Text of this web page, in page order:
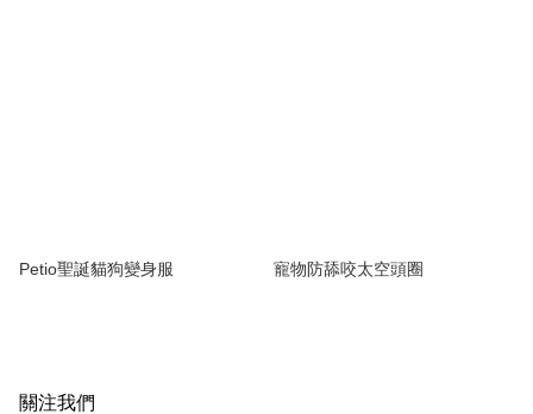
Petio聖誕貓狗變身服 寵物防舔咬太空頭圈
關注我們